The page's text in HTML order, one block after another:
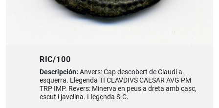
RIC/100
Descripción: Anvers: Cap descobert de Claudi a
esquerra. Llegenda TI CLAVDIVS CAESAR AVG PM
TRP IMP. Revers: Minerva en peus a dreta amb casc,
escut i javelina. Llegenda S-C.